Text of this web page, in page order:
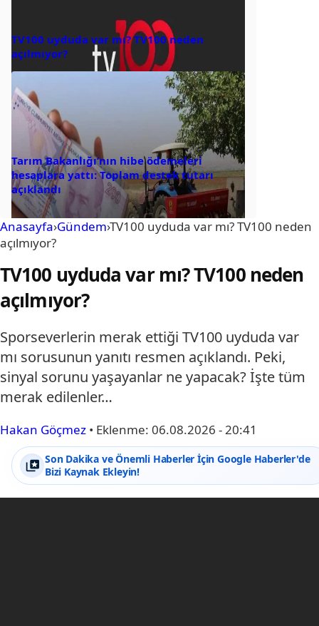
TV100 uyduda var mı? TV100 neden
açılmıyor?
Tarım Bakanlığı’nın hibe ödemeleri
hesaplara yattı: Toplam destek tutarı
açıklandı
Anasayfa›Gündem›TV100 uyduda var mı? TV100 neden
açılmıyor?
TV100 uyduda var mı? TV100 neden
açılmıyor?
Sporseverlerin merak ettiği TV100 uyduda var
mı sorusunun yanıtı resmen açıklandı. Peki,
sinyal sorunu yaşayanlar ne yapacak? İşte tüm
merak edilenler…
Hakan Göçmez • Eklenme: 06.08.2026 - 20:41
Son Dakika ve Önemli Haberler İçin Google Haberler'de
Bizi Kaynak Ekleyin!